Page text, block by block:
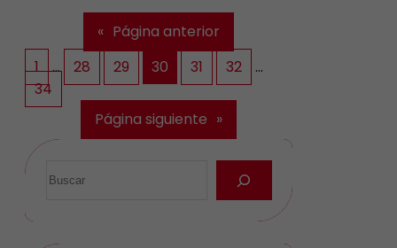
« Página anterior
1
… 28 29 30 31 32
…
34
Página siguiente »